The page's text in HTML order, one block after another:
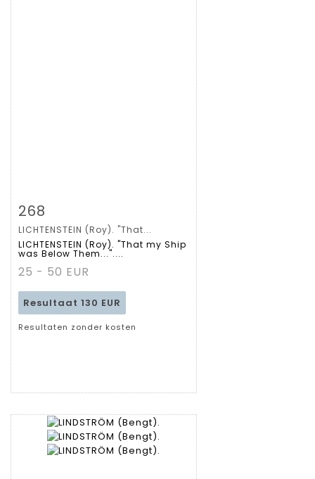
Gedetailleerde
fiche
268
LICHTENSTEIN (Roy). "That...
LICHTENSTEIN (Roy). "That my Ship
was Below Them..."....
25 - 50 EUR
Resultaat 130 EUR
Resultaten zonder kosten